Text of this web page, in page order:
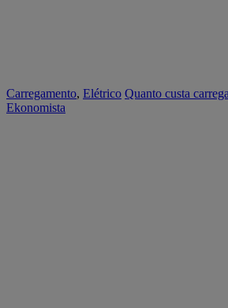
Carregamento, Elétrico Quanto custa
Ekonomista